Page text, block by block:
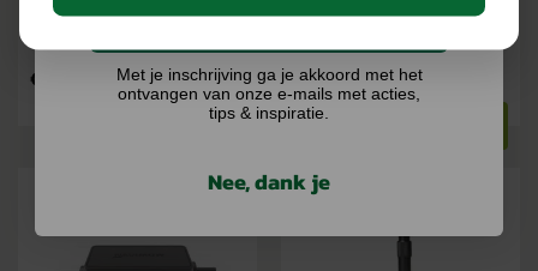
Niet op voorraad |
€
BEKIJKEN
Op voorraad
€249,99
Ik doe graag mee!
Met je inschrijving ga je akkoord met het
ontvangen van onze e-mails met acties,
tips & inspiratie.
Nee, dank je